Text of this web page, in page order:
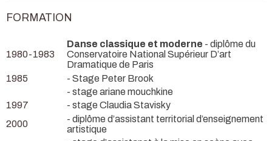
FORMATION
1980-1983
Danse classique et moderne - diplôme du
Conservatoire National Supérieur D’art
Dramatique de Paris
1985
- Stage Peter Brook
- stage ariane mouchkine
1997
- stage Claudia Stavisky
2000
- diplôme d’assistant territorial d’enseignement
artistique